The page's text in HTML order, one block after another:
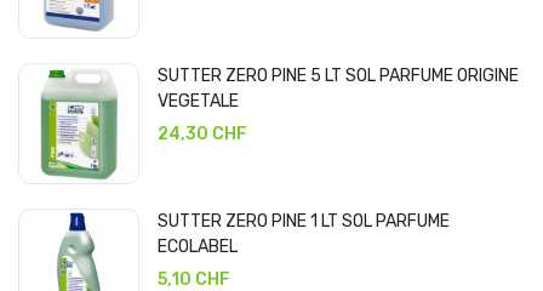
SUTTER ZERO PINE 5 LT SOL PARFUME ORIGINE
VEGETALE
24,30 CHF
SUTTER ZERO PINE 1 LT SOL PARFUME
ECOLABEL
5,10 CHF